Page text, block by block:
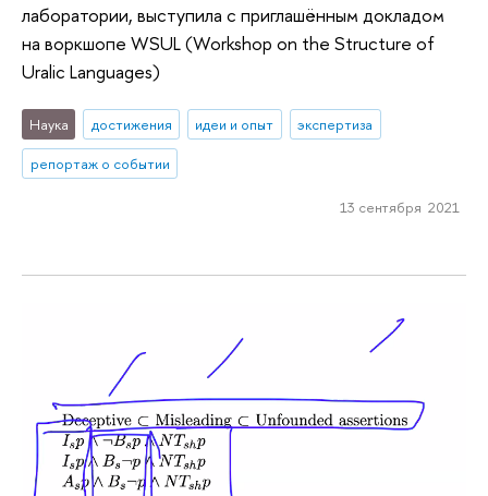
лаборатории, выступила с приглашённым докладом
на воркшопе WSUL (Workshop on the Structure of
Uralic Languages)
Наука достижения идеи и опыт
экспертиза
репортаж о событии
13 сентября 2021